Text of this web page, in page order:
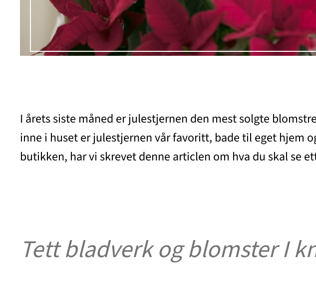
I årets siste måned er julestjernen den mest solgte
inne i huset er julestjernen vår favoritt, bade til eget hjem
butikken, har vi skrevet denne articlen om hva du skal se
Tett bladverk og blomster I